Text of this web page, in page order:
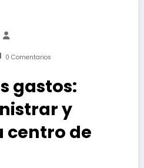
0 Comentarios
gastos:
y
centro de